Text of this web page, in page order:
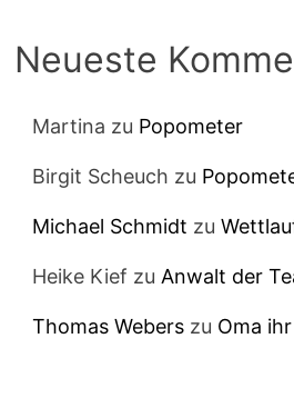
Neueste
Martina zu Popometer
Birgit Scheuch zu
Michael Schmidt zu
Heike Kief zu Anwalt der
Thomas Webers zu Oma